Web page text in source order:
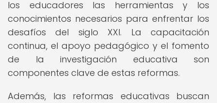
los educadores las herramientas y los
conocimientos necesarios para enfrentar los
desafíos del siglo XXI. La capacitación
continua, el apoyo pedagógico y el fomento
de la investigación educativa son
componentes clave de estas reformas.
Además, las reformas educativas buscan